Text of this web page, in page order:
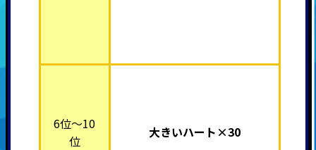
6位～10
位
大きいハート×30